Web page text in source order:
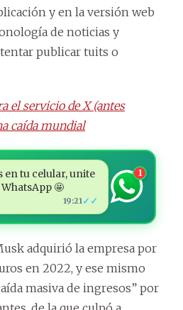
y en la versión web
de noticias y
publicar tuits o
el servicio de X (antes
caída mundial
en tu celular, unite
🤩
19:21 ✓✓
1
adquirió la empresa por
en 2022, y ese mismo
masiva de ingresos” por